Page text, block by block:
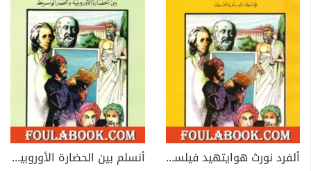
ألفرد نورث هوايتهيد فيلسوف العلم والعلماء
أنسلم بين الحضارة الأوروبية والعصر الوسيط